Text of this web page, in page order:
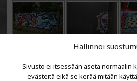
Hallinnoi
Sivusto ei itsessään aseta normaalin
evästeitä eikä se kerää mitään